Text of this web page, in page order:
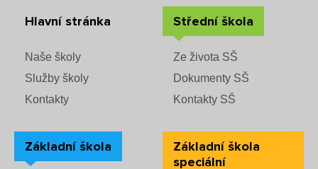
Hlavní stránka
Naše školy
Služby školy
Kontakty
Střední škola
Ze života SŠ
Dokumenty SŠ
Kontakty SŠ
Základní škola
Základní škola
speciální